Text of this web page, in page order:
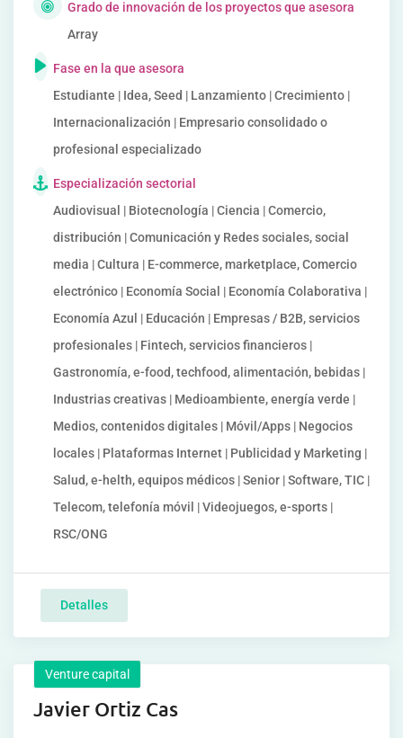
Grado de innovación de los proyectos que asesora
Array
Fase en la que asesora
Estudiante | Idea, Seed | Lanzamiento | Crecimiento |
Internacionalización | Empresario consolidado o
profesional especializado
Especialización sectorial
Audiovisual | Biotecnología | Ciencia | Comercio,
distribución | Comunicación y Redes sociales, social
media | Cultura | E-commerce, marketplace, Comercio
electrónico | Economía Social | Economía Colaborativa |
Economía Azul | Educación | Empresas / B2B, servicios
profesionales | Fintech, servicios financieros |
Gastronomía, e-food, techfood, alimentación, bebidas |
Industrias creativas | Medioambiente, energía verde |
Medios, contenidos digitales | Móvil/Apps | Negocios
locales | Plataformas Internet | Publicidad y Marketing |
Salud, e-helth, equipos médicos | Senior | Software, TIC |
Telecom, telefonía móvil | Videojuegos, e-sports |
RSC/ONG
Detalles
Venture capital
Javier Ortiz Cas